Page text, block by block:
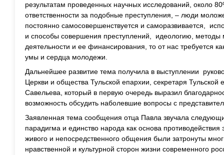
результатам проведенных научных исследований, около
ответственности за подобные преступления, – люди
постоянно самосовершенствуется и саморазвивается,
и способы совершения преступлений, идеологию, методы
деятельности и ее финансирования, то от нас требуется
умы и сердца молодежи.
Дальнейшее развитие тема получила в выступлении
Церкви и общества Тульской епархии, секретаря
Савельева, который в первую очередь выразил
возможность обсудить наболевшие вопросы с
Заявленная тема сообщения отца Павла звучала
парадигма и единство народа как основа
живого и непосредственного общения были затронуты
нравственной и культурной сторон жизни современного